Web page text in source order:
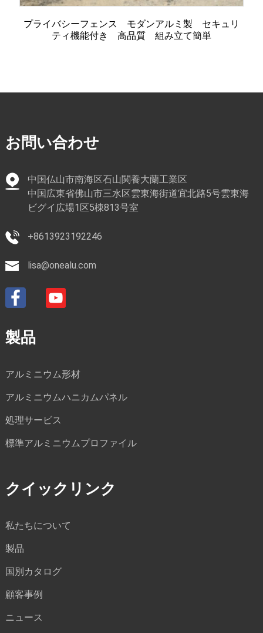
プライバシーフェンス モダンアルミ製 セキュリ
ティ機能付き 高品質 組み立て簡単
お問い合わせ
中国仏山市南海区石山関養大蘭工業区
中国広東省佛山市三水区雲東海街道宜北路5号雲東海
ビグイ広場1区5棟813号室
+8613923192246
lisa@onealu.com
製品
アルミニウム形材
アルミニウムハニカムパネル
処理サービス
標準アルミニウムプロファイル
クイックリンク
私たちについて
製品
国別カタログ
顧客事例
ニュース